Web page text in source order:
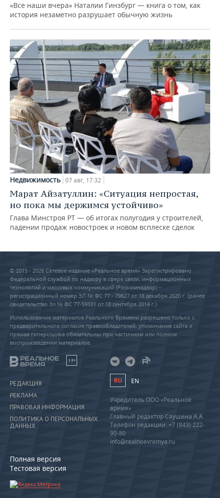
«Все наши вчера» Наталии Гинзбург — книга о том, как
история незаметно разрушает обычную жизнь
Недвижимость 07 авг, 17:32
Марат Айзатуллин: «Ситуация непростая,
но пока мы держимся устойчиво»
Глава Минстроя РТ — об итогах полугодия у строителей,
падении продаж новостроек и новом всплеске сделок
© 2015 - 2026 Сетевое издание «Реальное время» Зарегистрировано
Федеральной службой по надзору в сфере связи, информационных
технологий и массовых коммуникаций (Роскомнадзор) –
регистрационный номер ЭЛ № ФС 77 - 79627 от 18 декабря 2020 г. (ранее
свидетельство Эл № ФС 77-59331 от 18 сентября 2014 г.)
Использование материалов Реального Времени разрешено только с
предварительного согласия правообладателей, упоминание сайта и
прямая гиперссылка обязательны при частичном или полном
воспроизведении материалов.
18+
РЕДАКЦИЯ
РЕКЛАМА
ПРАВОВАЯ ИНФОРМАЦИЯ
ПОЛИТИКА О ПЕРСОНАЛЬНЫХ
ДАННЫХ
Полная версия
Тестовая версия
RU EN
Учредитель ООО «Реальное
время»
Главный редактор Саушина А.А.
Телефон редакции: +7 (843) 222-
90-80
info@realnoevremya.ru